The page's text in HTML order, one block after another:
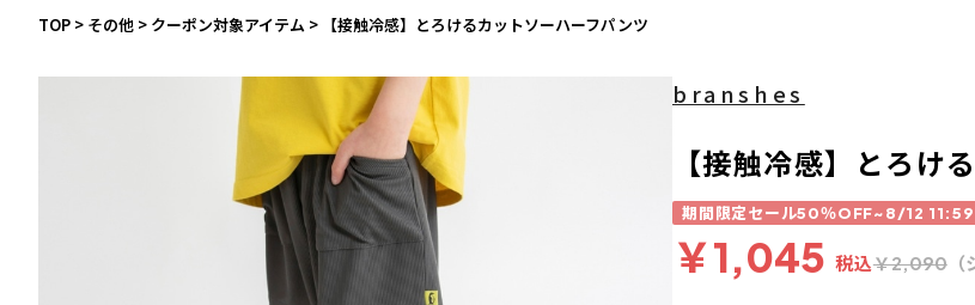
TOP > その他 > クーポン対象アイテム > 【接触冷感】とろけるカットソーハーフパンツ
branshes
【接触冷感】とろけ
期間限定セール50％OFF~8/12 11:59
￥1,045 税込￥2,090（